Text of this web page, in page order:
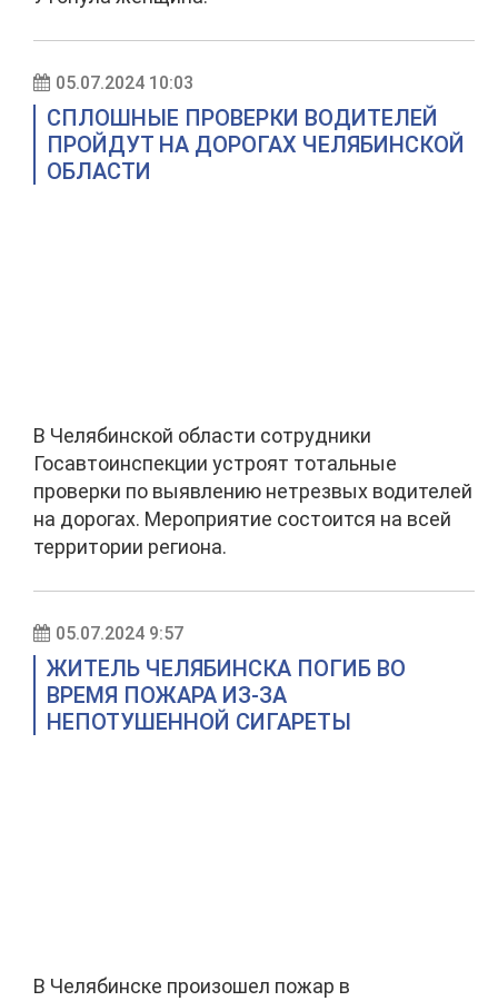
05.07.2024 10:03
СПЛОШНЫЕ ПРОВЕРКИ ВОДИТЕЛЕЙ
ПРОЙДУТ НА ДОРОГАХ ЧЕЛЯБИНСКОЙ
ОБЛАСТИ
В Челябинской области сотрудники
Госавтоинспекции устроят тотальные
проверки по выявлению нетрезвых водителей
на дорогах. Мероприятие состоится на всей
территории региона.
05.07.2024 9:57
ЖИТЕЛЬ ЧЕЛЯБИНСКА ПОГИБ ВО
ВРЕМЯ ПОЖАРА ИЗ-ЗА
НЕПОТУШЕННОЙ СИГАРЕТЫ
В Челябинске произошел пожар в